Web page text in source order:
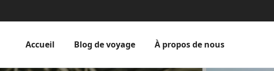
Accueil Blog de voyage À propos de nous